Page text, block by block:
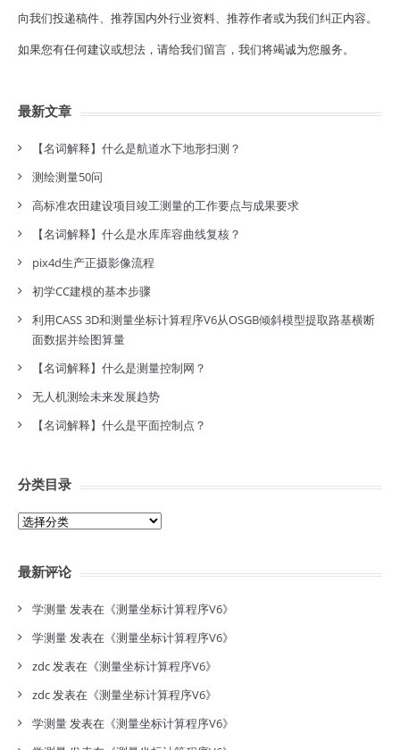
向我们投递稿件、推荐国内外行业资料、推荐作者或为我们纠正内容。
如果您有任何建议或想法，请给我们留言，我们将竭诚为您服务。
最新文章
【名词解释】什么是航道水下地形扫测？
测绘测量50问
高标准农田建设项目竣工测量的工作要点与成果要求
【名词解释】什么是水库库容曲线复核？
pix4d生产正摄影像流程
初学CC建模的基本步骤
利用CASS 3D和测量坐标计算程序V6从OSGB倾斜模型提取路基横断
面数据并绘图算量
【名词解释】什么是测量控制网？
无人机测绘未来发展趋势
【名词解释】什么是平面控制点？
分类目录
分
录
最新评论
学测量发表在《测量坐标计算程序V6》
学测量发表在《测量坐标计算程序V6》
zdc发表在《测量坐标计算程序V6》
zdc发表在《测量坐标计算程序V6》
学测量发表在《测量坐标计算程序V6》